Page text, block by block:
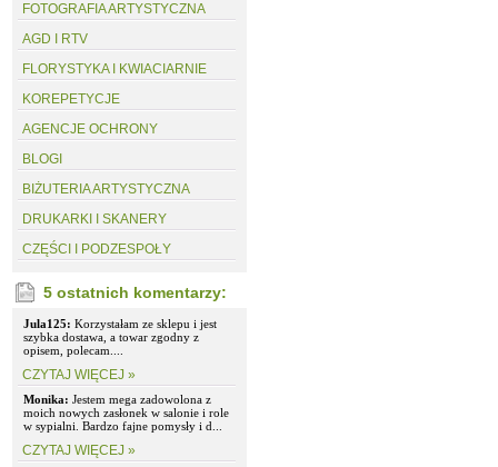
FOTOGRAFIA ARTYSTYCZNA
AGD I RTV
FLORYSTYKA I KWIACIARNIE
KOREPETYCJE
AGENCJE OCHRONY
BLOGI
BIŻUTERIA ARTYSTYCZNA
DRUKARKI I SKANERY
CZĘŚCI I PODZESPOŁY
5 ostatnich komentarzy:
Jula125: Korzystałam ze sklepu i jest
szybka dostawa, a towar zgodny z
opisem, polecam....
CZYTAJ WIĘCEJ »
Monika: Jestem mega zadowolona z
moich nowych zasłonek w salonie i role
w sypialni. Bardzo fajne pomysły i d...
CZYTAJ WIĘCEJ »